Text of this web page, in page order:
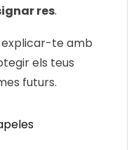
res.
te amb
els teus
futurs.